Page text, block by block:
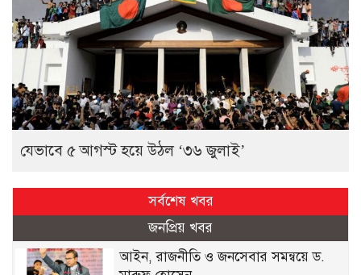
যেভাবে ৫ আগস্ট হয়ে উঠল ‘৩৬ জুলাই’
সর্বশেষ খবর
জনপ্রিয় খবর
আইন, রাজনীতি ও জনসেবার সমন্বয়ে ড.